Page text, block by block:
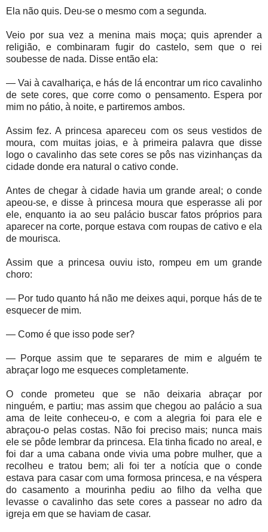
Ela não quis. Deu-se o mesmo com a segunda.
Veio por sua vez a menina mais moça; quis aprender a
religião, e combinaram fugir do castelo, sem que o rei
soubesse de nada. Disse então ela:
— Vai à cavalhariça, e hás de lá encontrar um rico cavalinho
de sete cores, que corre como o pensamento. Espera por
mim no pátio, à noite, e partiremos ambos.
Assim fez. A princesa apareceu com os seus vestidos de
moura, com muitas joias, e à primeira palavra que disse
logo o cavalinho das sete cores se pôs nas vizinhanças da
cidade donde era natural o cativo conde.
Antes de chegar à cidade havia um grande areal; o conde
apeou-se, e disse à princesa moura que esperasse ali por
ele, enquanto ia ao seu palácio buscar fatos próprios para
aparecer na corte, porque estava com roupas de cativo e ela
de mourisca.
Assim que a princesa ouviu isto, rompeu em um grande
choro:
— Por tudo quanto há não me deixes aqui, porque hás de te
esquecer de mim.
— Como é que isso pode ser?
— Porque assim que te separares de mim e alguém te
abraçar logo me esqueces completamente.
O conde prometeu que se não deixaria abraçar por
ninguém, e partiu; mas assim que chegou ao palácio a sua
ama de leite conheceu-o, e com a alegria foi para ele e
abraçou-o pelas costas. Não foi preciso mais; nunca mais
ele se pôde lembrar da princesa. Ela tinha ficado no areal, e
foi dar a uma cabana onde vivia uma pobre mulher, que a
recolheu e tratou bem; ali foi ter a notícia que o conde
estava para casar com uma formosa princesa, e na véspera
do casamento a mourinha pediu ao filho da velha que
levasse o cavalinho das sete cores a passear no adro da
igreja em que se haviam de casar.